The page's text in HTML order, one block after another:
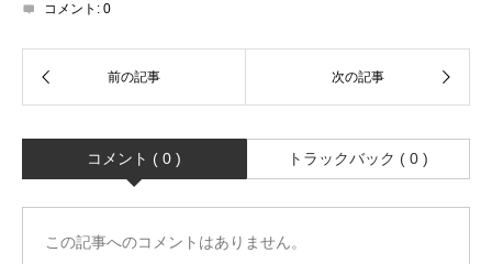
コメント: 0
コメント ( 0 ) トラックバック ( 0 )
この記事へのコメントはありません。